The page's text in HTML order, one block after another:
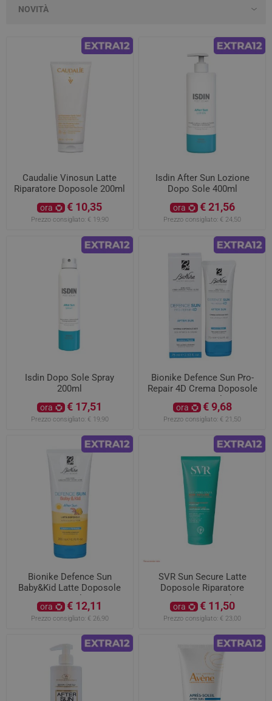
Caudalie Vinosun Latte
Riparatore Doposole 200ml
ora € 10,35
Prezzo consigliato: € 19,90
Isdin After Sun Lozione
Dopo Sole 400ml
ora € 21,56
Prezzo consigliato: € 24,50
Isdin Dopo Sole Spray
200ml
ora € 17,51
Prezzo consigliato: € 19,90
Bionike Defence Sun Pro-
Repair 4D Crema Doposole
SOS 75ml
ora € 9,68
Prezzo consigliato: € 21,50
Bionike Defence Sun
Baby&Kid Latte Doposole
200ml
ora € 12,11
Prezzo consigliato: € 26,90
SVR Sun Secure Latte
Doposole Riparatore
Lenitivo 200ml
ora € 11,50
Prezzo consigliato: € 23,00